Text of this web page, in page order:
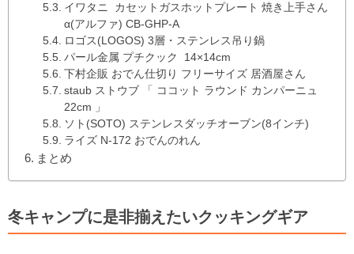
イワタニ カセットガスホットプレート 焼き上手さん
α(アルファ) CB-GHP-A
ロゴス(LOGOS) 3層・ステンレス吊り鍋
パール金属 プチクック 14×14cm
下村企販 おでん仕切り フリーサイズ 居酒屋さん
staub ストウブ 「 ココット ラウンド カンパーニュ
22cm 」
ソト(SOTO) ステンレスダッチオーブン(8インチ)
ライズ N-172 おでんのれん
まとめ
冬キャンプに是非揃えたいクッキングギア